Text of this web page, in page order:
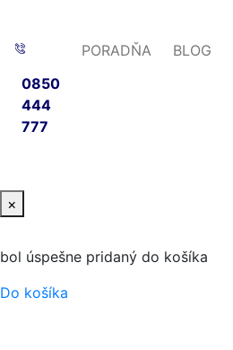
0850
444
777
PORADŇA BLOG
×
bol úspešne pridaný do košíka
Do košíka